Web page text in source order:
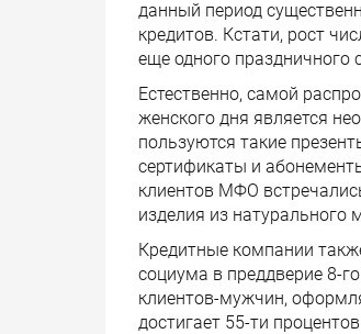
данный период
кредитов. Кстати, рост
еще одного
Естественно, самой
женского дня является
пользуются такие
сертификаты и
клиентов МФО
изделия из натурального
Кредитные компании
социума в преддверие 8-
клиентов-мужчин,
достигает 55-ти